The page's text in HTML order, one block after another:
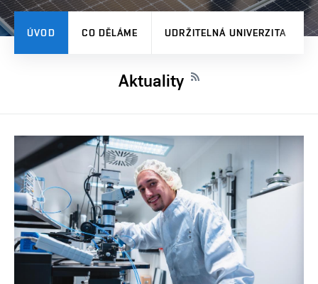
ÚVOD CO DĚLÁME UDRŽITELNÁ UNIVERZITA
Aktuality